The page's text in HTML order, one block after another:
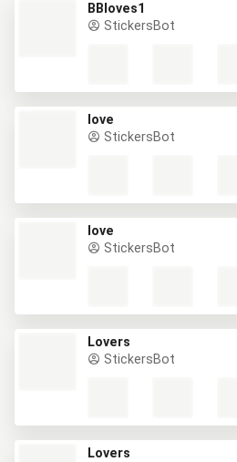
BBloves1
StickersBot
love
StickersBot
love
StickersBot
Lovers
StickersBot
Lovers